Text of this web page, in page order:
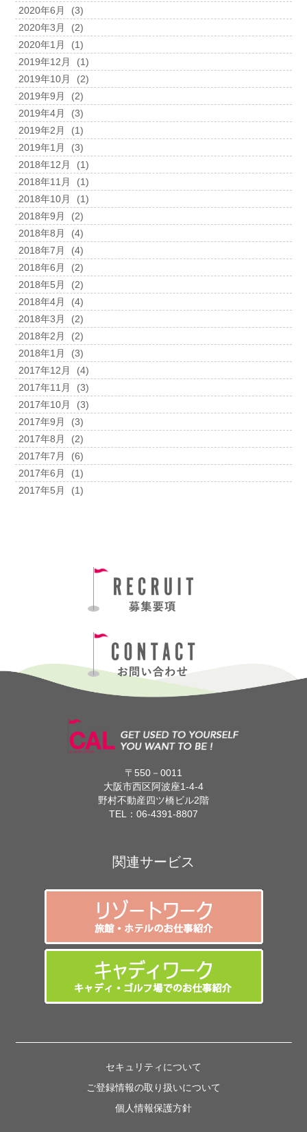
2020年6月
(3)
2020年3月
(2)
2020年1月
(1)
2019年12月
(1)
2019年10月
(2)
2019年9月
(2)
2019年4月
(3)
2019年2月
(1)
2019年1月
(3)
2018年12月
(1)
2018年11月
(1)
2018年10月
(1)
2018年9月
(2)
2018年8月
(4)
2018年7月
(4)
2018年6月
(2)
2018年5月
(2)
2018年4月
(4)
2018年3月
(2)
2018年2月
(2)
2018年1月
(3)
2017年12月
(4)
2017年11月
(3)
2017年10月
(3)
2017年9月
(3)
2017年8月
(2)
2017年7月
(6)
2017年6月
(1)
2017年5月
(1)
〒550－0011
大阪市西区阿波座1-4-4
野村不動産四ツ橋ビル2階
TEL： 06-4391-8807
関連サービス
セキュリティについて
ご登録情報の取り扱いについて
個人情報保護方針